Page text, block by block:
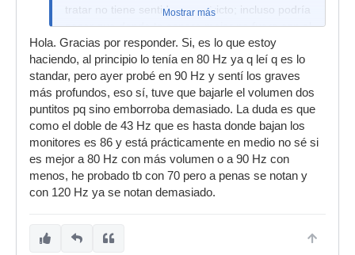
tratar no tiene sentido ser estricto; incluso podría
pasar que donde te sonara mejor no fuera con el
corte a 90 u 80, sino en una frecuencia más
baja. Todo es probar, pero en principio le haría
caso al manual, que para eso está...
Saludos.
Mostrar más
Hola. Gracias por responder. Si, es lo que estoy
haciendo, al principio lo tenía en 80 Hz ya q leí q es lo
standar, pero ayer probé en 90 Hz y sentí los graves
más profundos, eso sí, tuve que bajarle el volumen dos
puntitos pq sino emborroba demasiado. La duda es que
como el doble de 43 Hz que es hasta donde bajan los
monitores es 86 y está prácticamente en medio no sé si
es mejor a 80 Hz con más volumen o a 90 Hz con
menos, he probado tb con 70 pero a penas se notan y
con 120 Hz ya se notan demasiado.